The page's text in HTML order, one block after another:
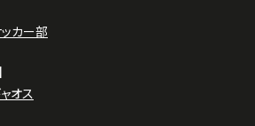
チ
。
カー部
オス